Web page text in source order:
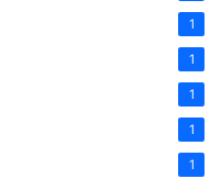
1
1
1
1
1